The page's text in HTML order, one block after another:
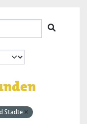
Städte